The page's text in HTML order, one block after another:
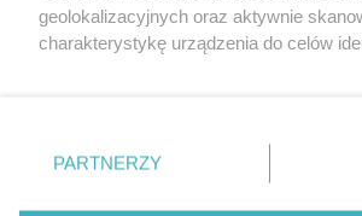
Zapisz się »
geolokalizacyjnych oraz aktywnie
charakterystykę urządzenia do celów
zmienić/wycofać klikając przycisk
znajdujący się w lewym dolnym rogu
PARTNERZY